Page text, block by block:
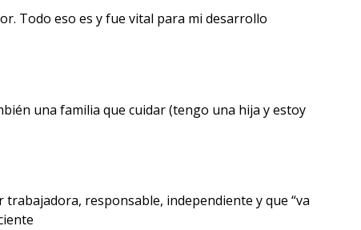
Todo eso es y fue vital para mi desarrollo
una familia que cuidar (tengo una hija y estoy
responsable, independiente y que “va